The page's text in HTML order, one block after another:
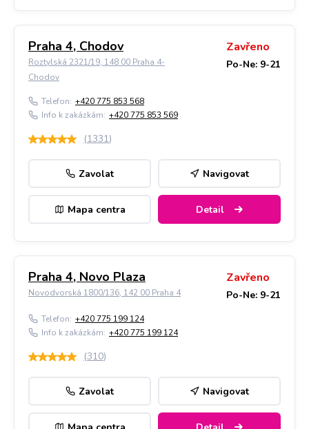
Praha 4, Chodov
Roztylská 2321/19, 148 00 Praha 4-
Chodov
Zavřeno
Po-Ne: 9-21
Telefon: +420 775 853 568
Info k zakázkám: +420 775 853 569
(1331)
Zavolat Navigovat
Mapa centra Detail
Praha 4, Novo Plaza
Novodvorská 1800/136, 142 00 Praha 4
Zavřeno
Po-Ne: 9-21
Telefon: +420 775 199 124
Info k zakázkám: +420 775 199 124
(310)
Zavolat Navigovat